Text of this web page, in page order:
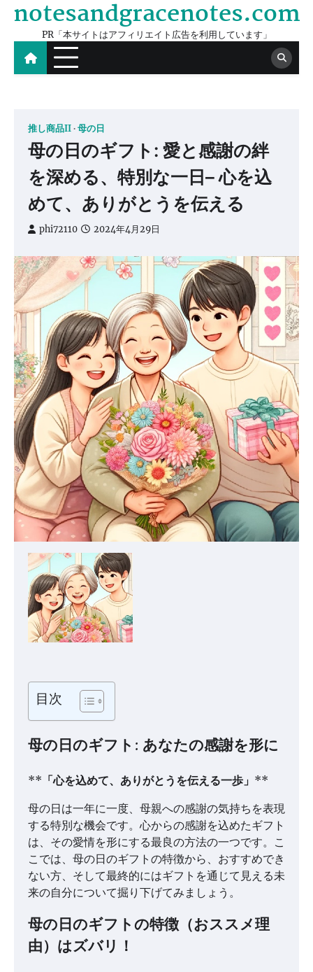
Skip
content
notesandgracenotes.com
PR「本サイトはアフィリエイト広告を利用しています」
推し商品II 母の日
母の日のギフト: 愛と感謝の絆
を深める、特別な一日– 心を込
めて、ありがとうを伝える
phi72110 2024年4月29日
目次
母の日のギフト: あなたの感謝を形に
** 「心を込めて、ありがとうを伝える一歩」 **
母の日は一年に一度、母親への感謝の気持ちを表現
する特別な機会です。心からの感謝を込めたギフト
は、その愛情を形にする最良の方法の一つです。こ
こでは、母の日のギフトの特徴から、おすすめでき
ない方、そして最終的にはギフトを通じて見える未
来の自分について掘り下げてみましょう。
母の日のギフトの特徴（おススメ理
由）はズバリ！